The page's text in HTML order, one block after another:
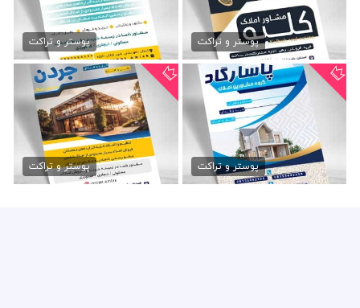
طرح تراکت املاک مسکن
79,000 تومان پوستر و تراکت
تراکت املاک مسکن لایه باز
79,000 تومان پوستر و تراکت
تراکت املاک مسکن
79,000 تومان پوستر و تراکت
دانلود تراکت مشاور املاک
79,000 تومان پوستر و تراکت